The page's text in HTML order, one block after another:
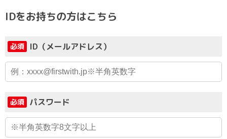
IDをお持ちの方はこちら
必須 ID（メールアドレス）
必須 パスワード